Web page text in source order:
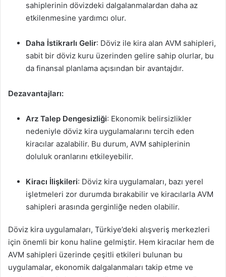
sahiplerinin dövizdeki dalgalanmalardan daha az
etkilenmesine yardımcı olur.
Daha İstikrarlı Gelir: Döviz ile kira alan AVM sahipleri,
sabit bir döviz kuru üzerinden gelire sahip olurlar, bu
da finansal planlama açısından bir avantajdır.
Dezavantajları:
Arz Talep Dengesizliği: Ekonomik belirsizlikler
nedeniyle döviz kira uygulamalarını tercih eden
kiracılar azalabilir. Bu durum, AVM sahiplerinin
doluluk oranlarını etkileyebilir.
Kiracı İlişkileri: Döviz kira uygulamaları, bazı yerel
işletmeleri zor durumda bırakabilir ve kiracılarla AVM
sahipleri arasında gerginliğe neden olabilir.
Döviz kira uygulamaları, Türkiye’deki alışveriş merkezleri
için önemli bir konu haline gelmiştir. Hem kiracılar hem de
AVM sahipleri üzerinde çeşitli etkileri bulunan bu
uygulamalar, ekonomik dalgalanmaları takip etme ve